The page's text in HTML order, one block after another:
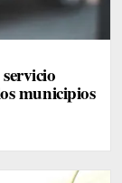
municipios